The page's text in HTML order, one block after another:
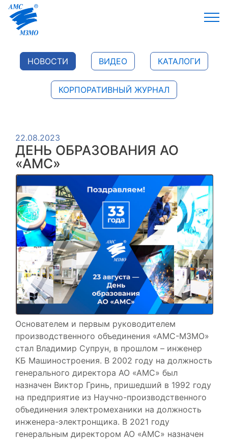
НОВОСТИ ВИДЕО КАТАЛОГИ
КОРПОРАТИВНЫЙ ЖУРНАЛ
22.08.2023
ДЕНЬ ОБРАЗОВАНИЯ АО
«АМС»
Основателем и первым руководителем
производственного объединения «АМС-МЗМО»
стал Владимир Супрун, в прошлом – инженер
КБ Машиностроения. В 2002 году на должность
генерального директора АО «АМС» был
назначен Виктор Гринь, пришедший в 1992 году
на предприятие из Научно-производственного
объединения электромеханики на должность
инженера-электронщика. В 2021 году
генеральным директором АО «АМС» назначен